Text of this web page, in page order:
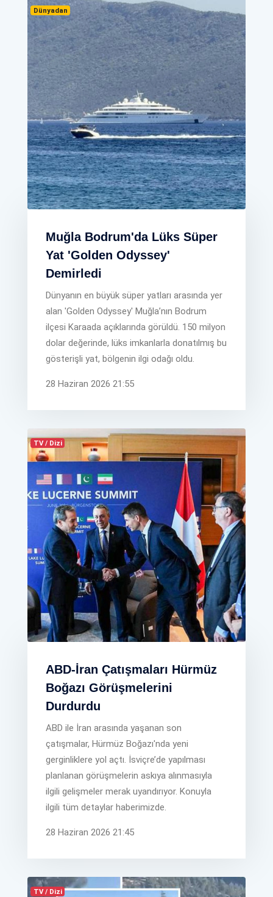
Dünyadan
Muğla Bodrum'da Lüks Süper
Yat 'Golden Odyssey'
Demirledi
Dünyanın en büyük süper yatları arasında yer
alan 'Golden Odyssey' Muğla’nın Bodrum
ilçesi Karaada açıklarında görüldü. 150 milyon
dolar değerinde, lüks imkanlarla donatılmış bu
gösterişli yat, bölgenin ilgi odağı oldu.
28 Haziran 2026 21:55
TV / Dizi
ABD-İran Çatışmaları Hürmüz
Boğazı Görüşmelerini
Durdurdu
ABD ile İran arasında yaşanan son
çatışmalar, Hürmüz Boğazı'nda yeni
gerginliklere yol açtı. İsviçre’de yapılması
planlanan görüşmelerin askıya alınmasıyla
ilgili gelişmeler merak uyandırıyor. Konuyla
ilgili tüm detaylar haberimizde.
28 Haziran 2026 21:45
TV / Dizi